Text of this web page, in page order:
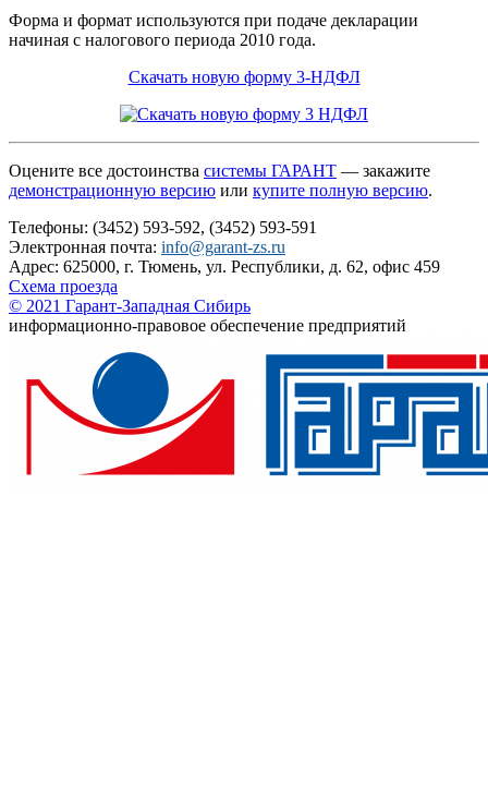
Форма и формат используются при подаче декларации
начиная с налогового периода 2010 года.
Скачать новую форму 3-НДФЛ
Оцените все достоинства системы ГАРАНТ — закажите
демонстрационную версию или купите полную версию.
Телефоны: (3452) 593-592, (3452) 593-591
Электронная почта: info@garant-zs.ru
Адрес: 625000, г. Тюмень, ул. Республики, д. 62, офис 459
Схема проезда
© 2021 Гарант-Западная Сибирь
информационно-правовое обеспечение предприятий